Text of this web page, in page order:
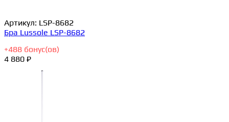
Артикул: LSP-8682
Бра Lussole LSP-8682
+488 бонус(ов)
4 880 ₽